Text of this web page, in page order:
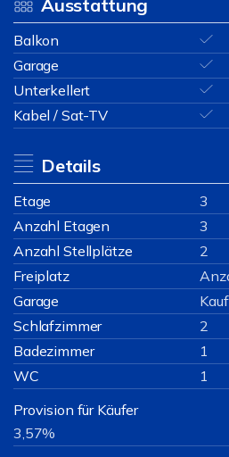
Ausstattung
Balkon
Garage
Unterkellert
Kabel / Sat-TV
Details
Etage
3
Anzahl Etagen
3
Anzahl Stellplätze
2
Freiplatz
Garage
Schlafzimmer
2
Badezimmer
1
WC
1
Provision für Käufer
3,57%